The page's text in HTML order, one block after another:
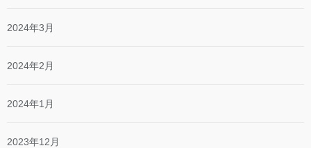
2024年3月
2024年2月
2024年1月
2023年12月